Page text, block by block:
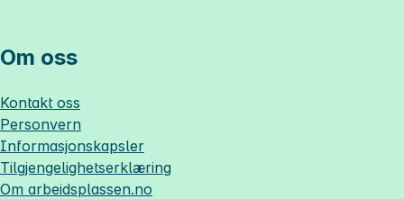
Om oss
Kontakt oss
Personvern
Informasjonskapsler
Tilgjengelighetserklæring
Om arbeidsplassen.no